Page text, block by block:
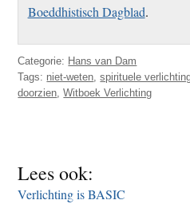
Boeddhistisch Dagblad.
Categorie: Hans van Dam
Tags: niet-weten,spirituele
doorzien,Witboek Verlichting
Lees ook:
Verlichting is BASIC